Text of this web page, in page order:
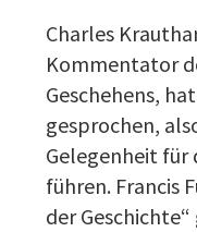
Charles
Kommentator
Geschehens,
gesprochen,
Gelegenheit für
führen. Francis
der